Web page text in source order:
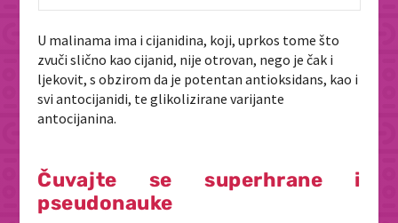
U malinama ima i cijanidina, koji, uprkos tome što
zvuči slično kao cijanid, nije otrovan, nego je čak i
ljekovit, s obzirom da je potentan antioksidans, kao i
svi antocijanidi, te glikolizirane varijante
antocijanina.
Čuvajte se superhrane i
pseudonauke